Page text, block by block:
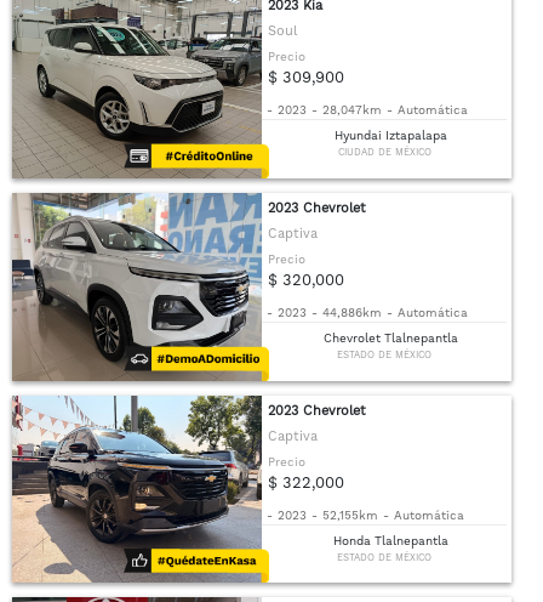
2023 Kia
Soul
Precio
$ 309,900
- 2023 - 28,047km - Automática
Hyundai Iztapalapa
CIUDAD DE MÉXICO
2023 Chevrolet
Captiva
Precio
$ 320,000
- 2023 - 44,886km - Automática
Chevrolet Tlalnepantla
ESTADO DE MÉXICO
2023 Chevrolet
Captiva
Precio
$ 322,000
- 2023 - 52,155km - Automática
Honda Tlalnepantla
ESTADO DE MÉXICO